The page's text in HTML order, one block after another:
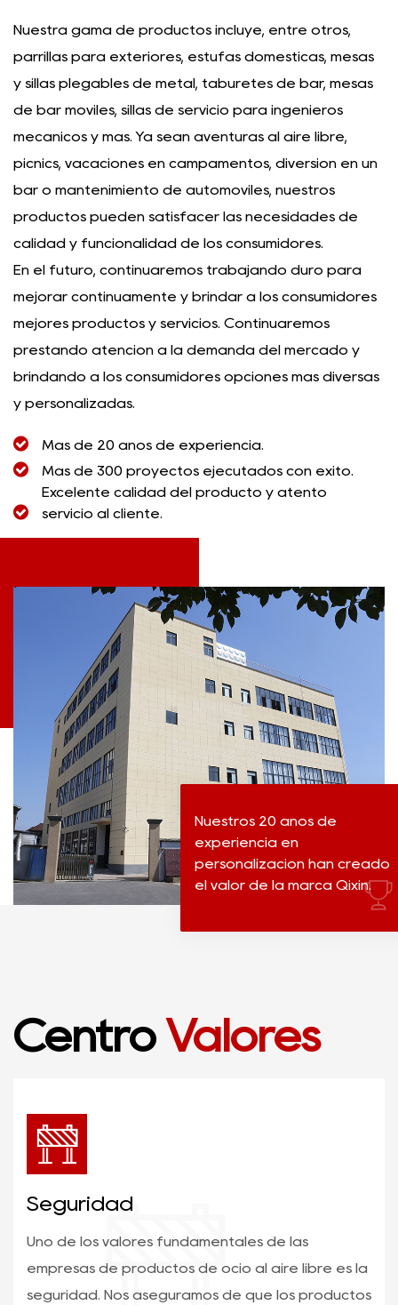
Nuestra gama de productos incluye, entre otros,
parrillas para exteriores, estufas domésticas, mesas
y sillas plegables de metal, taburetes de bar, mesas
de bar móviles, sillas de servicio para ingenieros
mecánicos y más. Ya sean aventuras al aire libre,
picnics, vacaciones en campamentos, diversión en un
bar o mantenimiento de automóviles, nuestros
productos pueden satisfacer las necesidades de
calidad y funcionalidad de los consumidores.
En el futuro, continuaremos trabajando duro para
mejorar continuamente y brindar a los consumidores
mejores productos y servicios. Continuaremos
prestando atención a la demanda del mercado y
brindando a los consumidores opciones más diversas
y personalizadas.
Más de 20 años de experiencia.
Más de 300 proyectos ejecutados con éxito.
Excelente calidad del producto y atento
servicio al cliente.
Nuestros 20 años de
experiencia en
personalización han creado
el valor de la marca Qixin.
Centro Valores
Seguridad
Uno de los valores fundamentales de las
empresas de productos de ocio al aire libre es la
seguridad. Nos aseguramos de que los productos